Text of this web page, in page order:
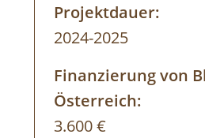
Projektdauer:
2024-2025
Finanzierung von
Österreich:
3.600 €